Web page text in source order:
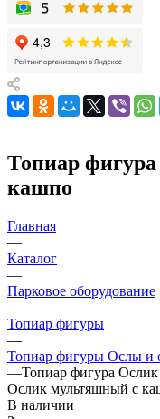
Топиар
кашпо
Главная
—
Каталог
—
Парковое оборудование
—
Топиар фигуры
—
Топиар фигуры Ослы и
—Топиар фигура
Ослик мультяшный с
В наличии